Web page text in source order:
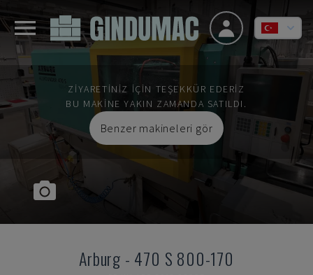
ZIYARETINIZ IÇIN TEŞEKKÜR EDERIZ
BU MAKINE YAKIN ZAMANDA SATILDI.
Benzer makineleri gör
Arburg - 470 S 800-170